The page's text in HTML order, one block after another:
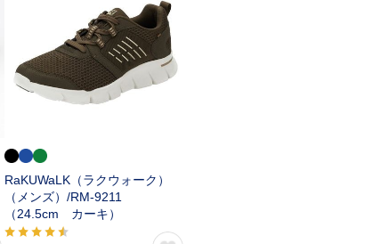
RaKUWaLK（ラクウォーク）
（メンズ）/RM-9211
（24.5cm カーキ）